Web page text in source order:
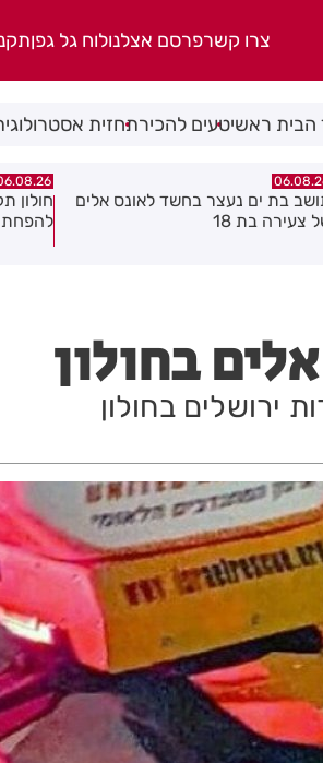
צרו קשרפרסם אצלנולוח גל גפן
הבית ראשיטעים להכירתחזית
בת ים נעצר בחשד לאונס אלים
צעירה בת 18
בחולון
ירושלים בחולון